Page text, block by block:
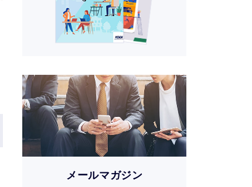
メールマガジン